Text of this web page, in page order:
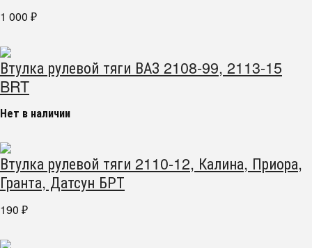
1 000 ₽
Втулка рулевой тяги ВАЗ 2108-99, 2113-15
BRT
Нет в наличии
Втулка рулевой тяги 2110-12, Калина, Приора,
Гранта, Датсун БРТ
190 ₽